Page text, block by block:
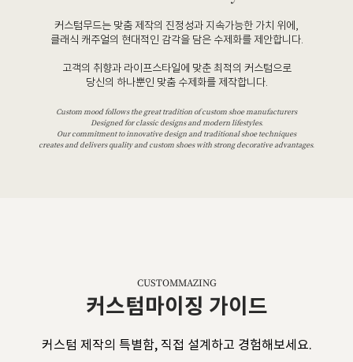
커스텀무드는 맞춤 제작의 진정성과 지속가능한 가치 위에,
클래식 캐주얼의 현대적인 감각을 담은 수제화를 제안합니다.
고객의 취향과 라이프스타일에 맞춘 최적의 커스텀으로
당신의 하나뿐인 맞춤 수제화를 제작합니다.
Custom mood follows the great tradition of custom shoe manufacturers
Designed for classic designs and modern lifestyles.
Our commitment to innovative design and traditional shoe techniques
creates and delivers quality and custom shoes with strong decorative advantages.
CUSTOMMAZING
커스텀마이징 가이드
커스텀 제작의 특별함, 직접 설계하고 경험해보세요.